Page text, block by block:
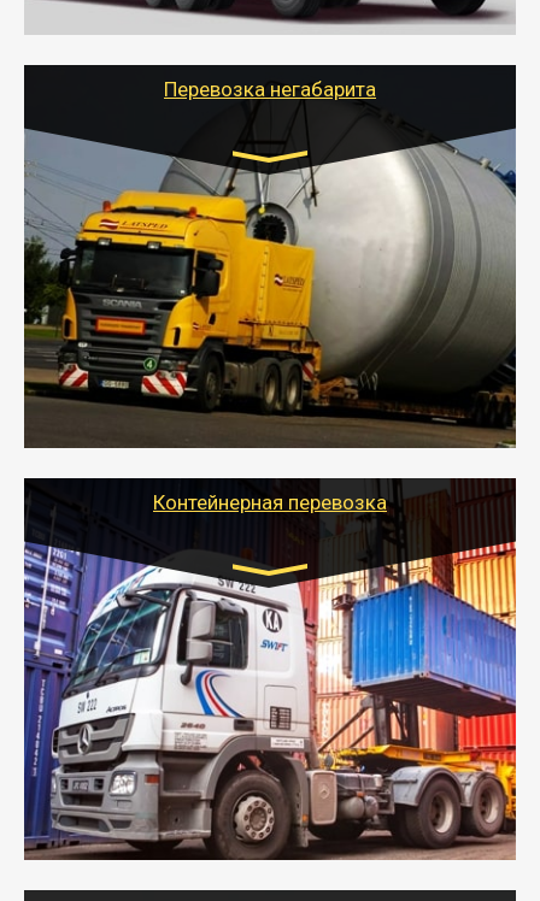
- Тайгер Логистик поможет быстро перевезти
скоропортящиеся продукты в любой город России с
Перевозка негабарита
Цена за км. Рассчитывается
индивидуально
- Перевозка техники и негабаритных грузов
осуществляется после получения разрешения на
перевозку (обычно 7-14 дней).
- Тайгер Логистик в короткие сроки поможет вам
качественно и безопасно перевезти негабаритные
грузы по всей России тралом, манипулятором и
другим транспортом и подобрать оптимальный
Контейнерная перевозка
Цена за км. Рассчитывается
индивидуально
- Контейнерные грузоперевозки на специальном
оборудованном транспорте быстро, качественно и
безопасно.
- Наша транспортная компания поможет
организовать доставку в порт и из порта
стандартных контейнеров на контейнеровозе,
шаландах и площадках (открытых кузовах),
используя надежные крепления.